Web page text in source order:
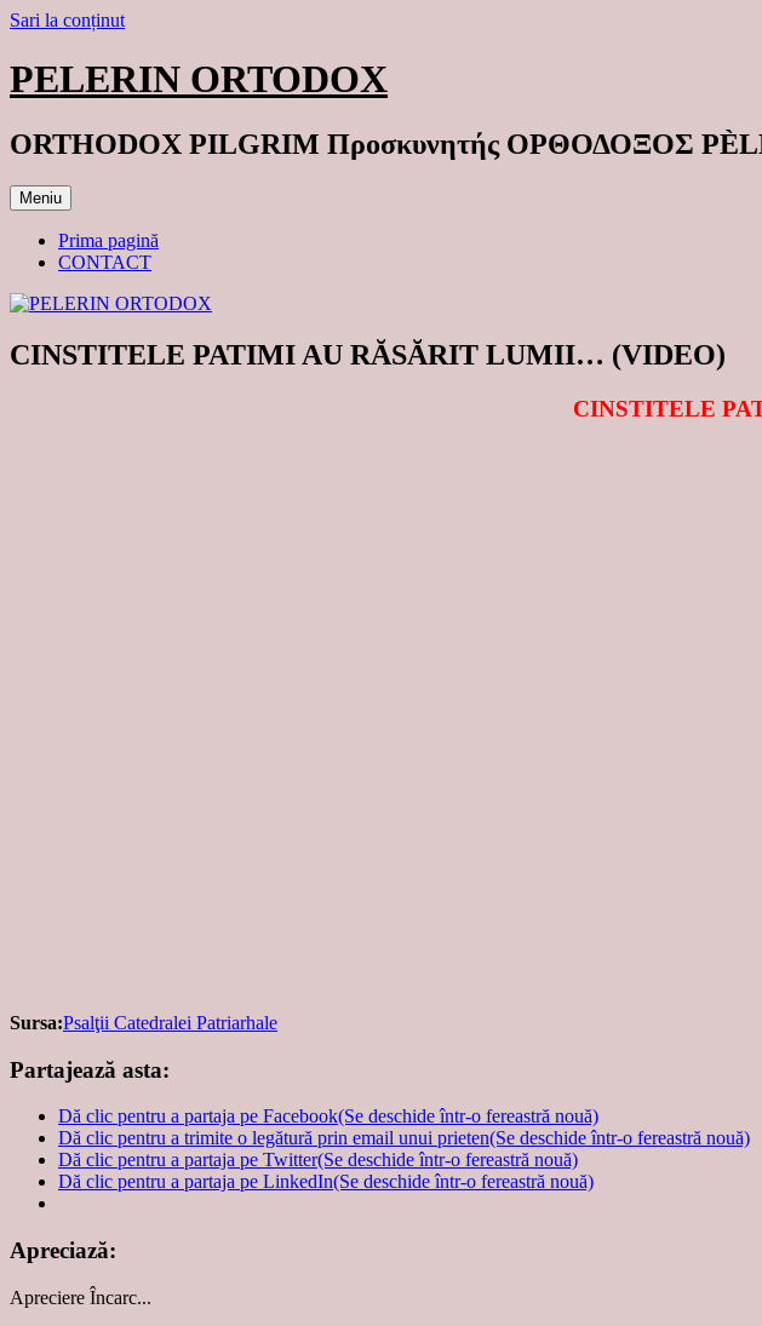
Sari la conținut
PELERIN ORTODOX
ORTHODOX PILGRIM Προσκυνητής ΟΡΘΟΔΟΞΟΣ
Meniu
Prima pagină
CONTACT
CINSTITELE PATIMI AU RĂSĂRIT LUMII… (VIDEO)
CINSTITELE
Sursa:Psalţii Catedralei Patriarhale
Partajează asta:
Dă clic pentru a partaja pe Facebook(Se deschide într-o fereastră nouă)
Dă clic pentru a trimite o legătură prin email unui prieten(Se deschide într-o fereastră nouă)
Dă clic pentru a partaja pe Twitter(Se deschide într-o fereastră nouă)
Dă clic pentru a partaja pe LinkedIn(Se deschide într-o fereastră nouă)
Apreciază:
Apreciere Încarc...